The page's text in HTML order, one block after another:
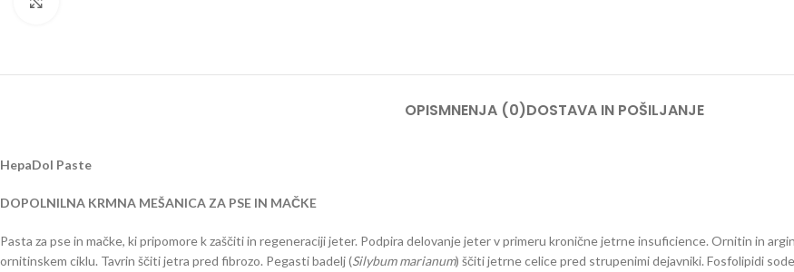
OPISMNENJA (0)DOSTAVA IN POŠILJANJE
HepaDol Paste
DOPOLNILNA KRMNA MEŠANICA ZA PSE IN MAČKE
Pasta za pse in mačke, ki pripomore k zaščiti in regeneraciji jeter. Podpira delovanje jeter v primeru kronične jetrne insuficience. Ornitin in
ornitinskem ciklu. Tavrin ščiti jetra pred fibrozo. Pegasti badelj (Silybum marianum) ščiti jetrne celice pred strupenimi dejavniki. Fosfolipidi